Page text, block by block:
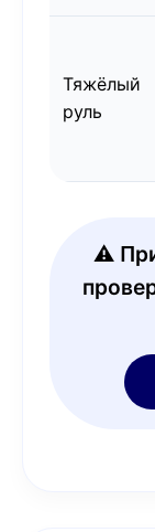
Тяжёлый
руль
⚠️